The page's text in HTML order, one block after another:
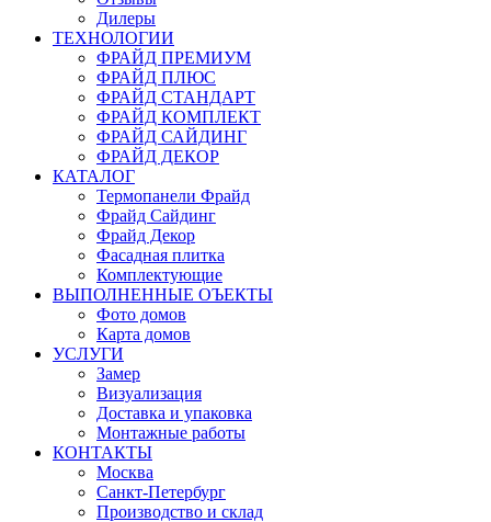
Дилеры
ТЕХНОЛОГИИ
ФРАЙД ПРЕМИУМ
ФРАЙД ПЛЮС
ФРАЙД СТАНДАРТ
ФРАЙД КОМПЛЕКТ
ФРАЙД САЙДИНГ
ФРАЙД ДЕКОР
КАТАЛОГ
Термопанели Фрайд
Фрайд Сайдинг
Фрайд Декор
Фасадная плитка
Комплектующие
ВЫПОЛНЕННЫЕ ОЪЕКТЫ
Фото домов
Карта домов
УСЛУГИ
Замер
Визуализация
Доставка и упаковка
Монтажные работы
КОНТАКТЫ
Москва
Санкт-Петербург
Производство и склад